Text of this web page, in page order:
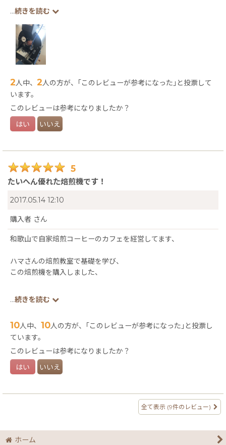
使い方など感覚をつかみ、ゲイシャを焙煎したところクリーンで
甘味のある
素晴らしい仕上がりに声を大に喜びました！
あと疑問な些細な事も答えてくれ
購入して良かったと思います。
ハマ珈琲焙煎機で世界1位の
...続きを読む
2人中、 2人の方が、｢このレビューが参考になった｣と投票して
います。
このレビューは参考になりましたか？
はい いいえ
5
たいへん優れた焙煎機です！
2017.05.14 12:10
購入者 さん
和歌山で自家焙煎コーヒーのカフェを経営してます、
ハマさんの焙煎教室で基礎を学び、
この焙煎機を購入しました、
一年以上使用してますが非常に扱いやすくてウチの店にはピッタ
リなサイズです、
メンテナンスも簡単なので、
これから焙煎機の購入を考えている方には、
値段のうえでも選択肢の１つになると思います、
焙煎機体験もやっているみたいなので購入前に触れてみるのも良
最近はこの焙煎機の設置しているお店に伺って、
自分のコーヒーとの味比べするのが楽しみの１つになっていま
...続きを読む
10人中、 10人の方が、｢このレビューが参考になった｣と投票し
ています。
このレビューは参考になりましたか？
はい いいえ
全て表示 (9件のレビュー)
ホーム